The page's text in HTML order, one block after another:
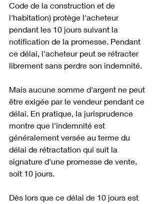
Code de la construction et de
l'habitation) protège l'acheteur
pendant les 10 jours suivant la
notification de la promesse. Pendant
ce délai, l'acheteur peut se rétracter
librement sans perdre son indemnité.
Mais aucune somme d'argent ne peut
être exigée par le vendeur pendant ce
délai. En pratique, la jurisprudence
montre que l'indemnité est
généralement versée au terme du
délai de rétractation qui suit la
signature d'une promesse de vente,
soit 10 jours.
Dès lors que ce délai de 10 jours est